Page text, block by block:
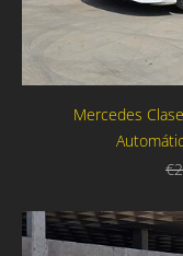
Mercedes